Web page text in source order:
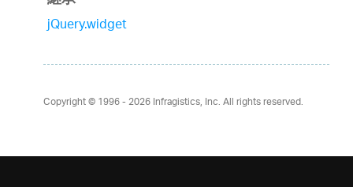
jQuery.widget
Copyright © 1996 - 2026Infragistics, Inc. All rights reserved.